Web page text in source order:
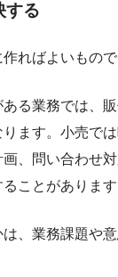
する
ればよいもので
る業務では、
ます。小売で
、問い合わせ
ことがあります
、業務課題や